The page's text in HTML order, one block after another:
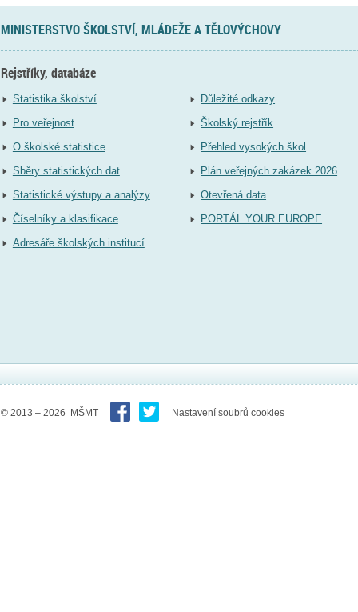
MINISTERSTVO ŠKOLSTVÍ, MLÁDEŽE A TĚLOVÝCHOVY
Rejstříky, databáze
Statistika školství
Pro veřejnost
O školské statistice
Sběry statistických dat
Statistické výstupy a analýzy
Číselníky a klasifikace
Adresáře školských institucí
Důležité odkazy
Školský rejstřík
Přehled vysokých škol
Plán veřejných zakázek 2026
Otevřená data
PORTÁL YOUR EUROPE
© 2013 – 2026 MŠMT Nastavení soubrů cookies